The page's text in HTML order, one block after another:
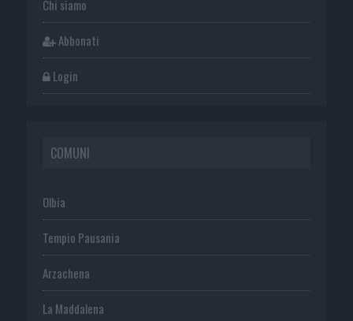
Chi siamo
Abbonati
Login
COMUNI
Olbia
Tempio Pausania
Arzachena
La Maddalena